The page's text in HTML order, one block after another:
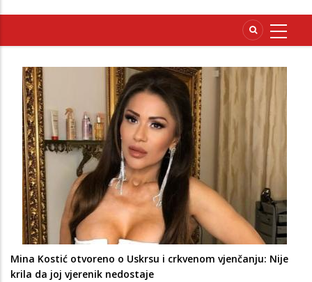
Mina Kostić otvoreno o Uskrsu i crkvenom vjenčanju: Nije
krila da joj vjerenik nedostaje